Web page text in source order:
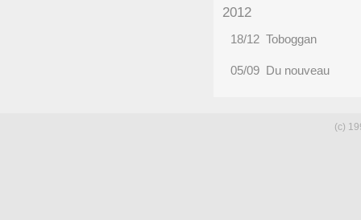
2012
18/12 Toboggan
05/09 Du nouveau
(c)